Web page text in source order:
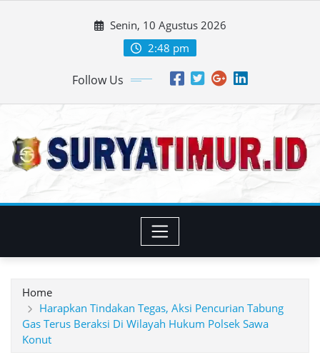
Senin, 10 Agustus 2026
2:48 pm
Follow Us
Home
Harapkan Tindakan Tegas, Aksi Pencurian Tabung
Gas Terus Beraksi Di Wilayah Hukum Polsek Sawa
Konut